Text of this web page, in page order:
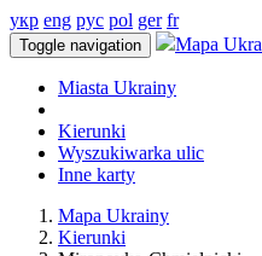
укр eng рус pol ger fr
Toggle navigation Mapa
Miasta Ukrainy
Kierunki
Wyszukiwarka ulic
Inne karty
Mapa Ukrainy
Kierunki